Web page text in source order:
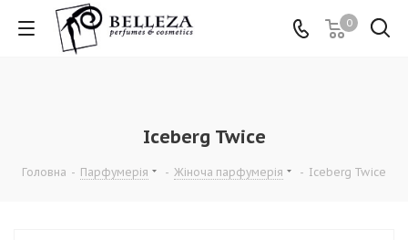
0
Iceberg Twice
Головна - Парфумерія - Жіноча парфумерія - Iceberg Twice